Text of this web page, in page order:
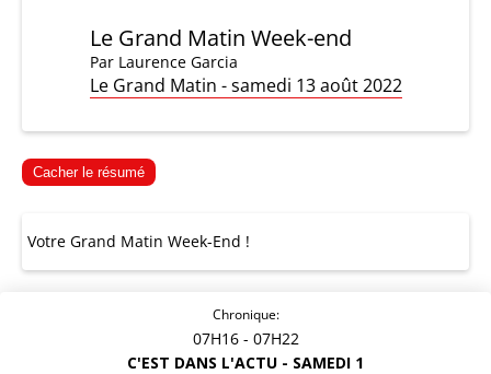
Le Grand Matin Week-end
Par Laurence Garcia
Le Grand Matin - samedi 13 août 2022
Cacher le résumé
Votre Grand Matin Week-End !
Chronique:
07H16 - 07H22
C'EST DANS L'ACTU - SAMEDI 1